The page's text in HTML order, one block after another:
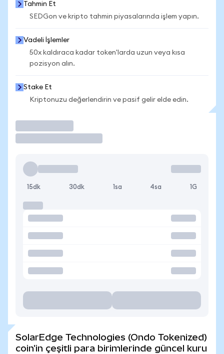
Tahmin Et
SEDGon ve kripto tahmin piyasalarında işlem yapın.
Vadeli İşlemler
50x kaldıraca kadar token'larda uzun veya kısa
pozisyon alın.
Stake Et
Kriptonuzu değerlendirin ve pasif gelir elde edin.
15dk 30dk 1sa 4sa 1G
SolarEdge Technologies (Ondo Tokenized)
coin'in çeşitli para birimlerinde güncel kuru